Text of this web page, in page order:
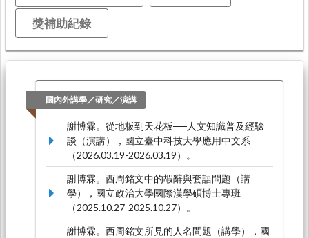
獎補助紀錄
國內外講學／研究／演講
謝博霖。從地板到天花板──人文知識普及經驗
談（演講），國立臺中科技大學應用中文系
（2026.03.19-2026.03.19）。
謝博霖。西周銘文中的嘏辭與套語問題（講
學），國立政治大學國際漢學碩博士專班
（2025.10.27-2025.10.27）。
謝博霖。西周銘文所見的人名問題（講學），國